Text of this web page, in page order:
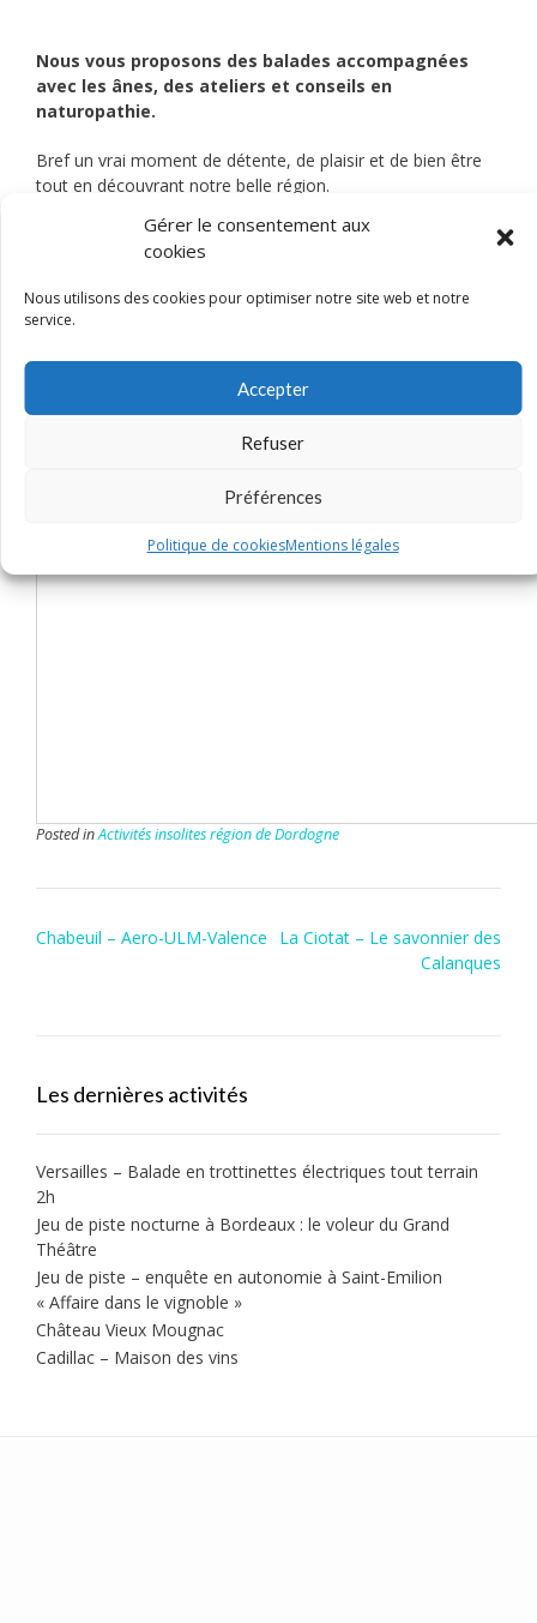
Gérer le consentement aux
cookies
Nous utilisons des cookies pour optimiser notre site web et notre
service.
Accepter
Refuser
Préférences
Politique de cookiesMentions légales
Nous vous proposons des balades accompagnées
avec les ânes, des ateliers et conseils en
naturopathie.
Bref un vrai moment de détente, de plaisir et de bien être
tout en découvrant notre belle région.
Hameau Lagardelle
domainelagardelle@gmail.com
http://www.domainelagardelle.com
Posted inActivités insolites région de Dordogne
Post
Chabeuil – Aero-ULM-Valence
La Ciotat – Le savonnier des
Calanques
Les dernières activités
Versailles – Balade en trottinettes électriques tout terrain
2h
Jeu de piste nocturne à Bordeaux : le voleur du Grand
Théâtre
Jeu de piste – enquête en autonomie à Saint-Emilion
« Affaire dans le vignoble »
Château Vieux Mougnac
Cadillac – Maison des vins